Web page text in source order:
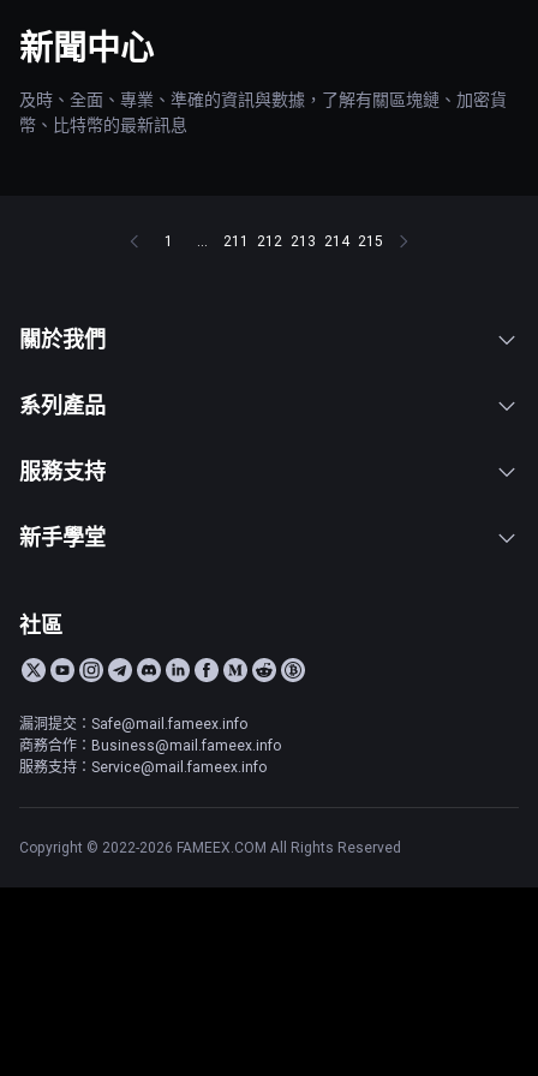
新聞中心
及時、全面、專業、準確的資訊與數據，了解有關區塊鏈、加密貨
幣、比特幣的最新訊息
1 ... 211 212 213 214 215
關於我們
系列產品
服務支持
新手學堂
社區
漏洞提交：Safe@mail.fameex.info
商務合作：Business@mail.fameex.info
服務支持：Service@mail.fameex.info
Copyright © 2022-2026 FAMEEX.COM All Rights Reserved